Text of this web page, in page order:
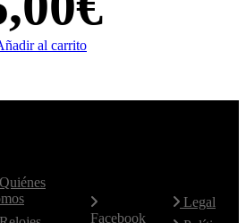
al carrito
Quiénes
Facebook
Legal